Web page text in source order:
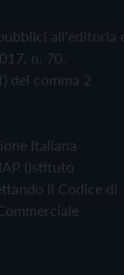
all'editoria
n. 70.
del comma 2
Italiana
(Istituto
il Codice di